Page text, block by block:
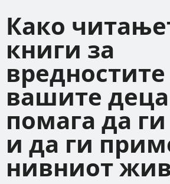
Како
книги за
вашите
помага да
и да ги
нивниот